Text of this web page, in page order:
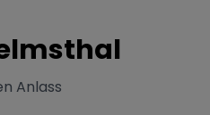
Anlass